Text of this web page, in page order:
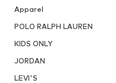
Apparel
POLO RALPH LAUREN
KIDS ONLY
JORDAN
LEVI'S